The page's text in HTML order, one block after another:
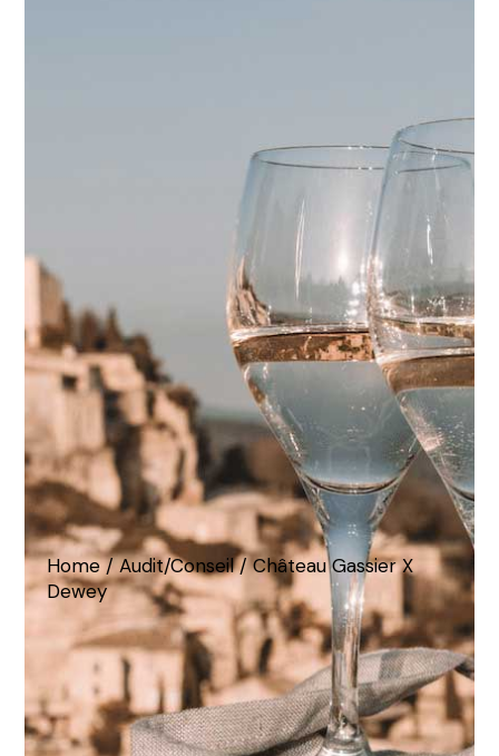
Home Audit/Conseil
Château Gassier X
Dewey